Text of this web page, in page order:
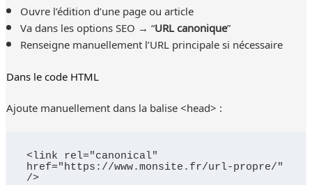
Ouvre l’édition d’une page ou article
Va dans les options SEO → “URL canonique”
Renseigne manuellement l’URL principale si nécessaire
Dans le code HTML
Ajoute manuellement dans la balise <head> :
<link rel="canonical"
href="https://www.monsite.fr/url-propre/"
/>